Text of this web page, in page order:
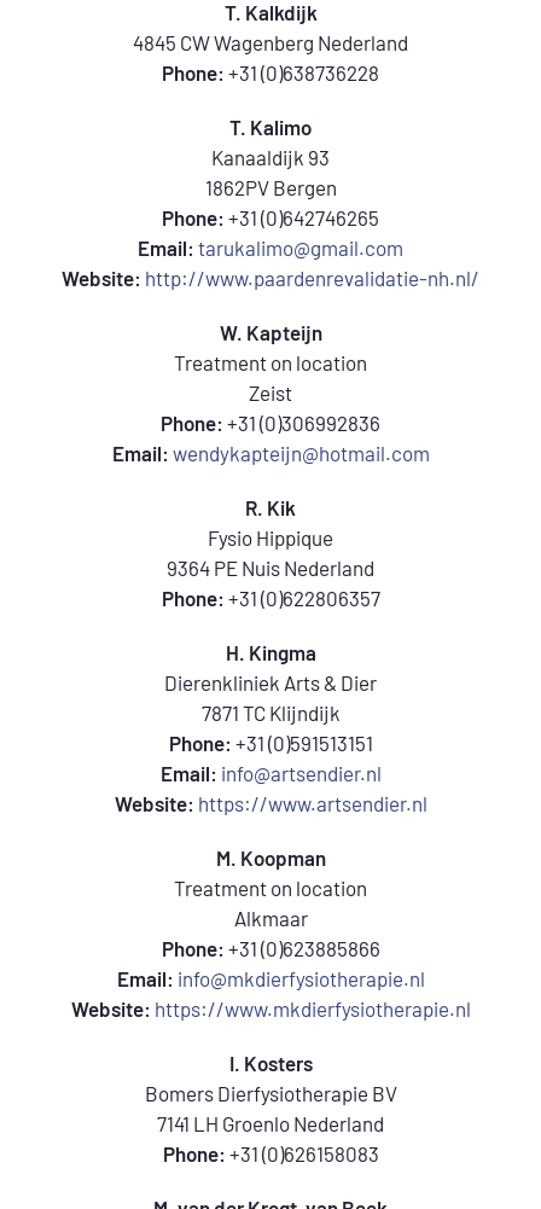
T. Kalkdijk
4845 CW Wagenberg Nederland
Phone: +31 (0)638736228
T. Kalimo
Kanaaldijk 93
1862PV Bergen
Phone: +31 (0)642746265
Email: tarukalimo@gmail.com
Website: http://www.paardenrevalidatie-nh.nl/
W. Kapteijn
Treatment on location
Zeist
Phone: +31 (0)306992836
Email: wendykapteijn@hotmail.com
R. Kik
Fysio Hippique
9364 PE Nuis Nederland
Phone: +31 (0)622806357
H. Kingma
Dierenkliniek Arts & Dier
7871 TC Klijndijk
Phone: +31 (0)591513151
Email: info@artsendier.nl
Website: https://www.artsendier.nl
M. Koopman
Treatment on location
Alkmaar
Phone: +31 (0)623885866
Email: info@mkdierfysiotherapie.nl
Website: https://www.mkdierfysiotherapie.nl
I. Kosters
Bomers Dierfysiotherapie BV
7141 LH Groenlo Nederland
Phone: +31 (0)626158083